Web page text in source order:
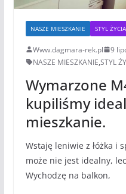
NASZE MIESZKANIE STYL ŻYCIA
Www.dagmara-rek.pl 9
NASZE MIESZKANIE,STYL
Wymarzone
kupiliśmy
mieszkanie.
Wstaję leniwie z łóżka i
może nie jest idealny,
Wychodzę na balkon,